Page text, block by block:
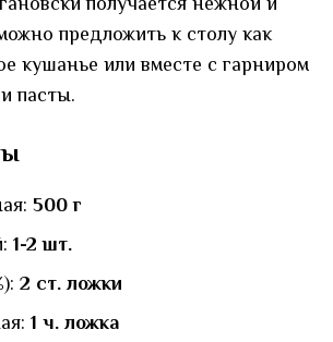
предложить к столу как
кушанье или вместе с гарниром
пасты.
500 г
1-2 шт.
2 ст. ложки
1 ч. ложка